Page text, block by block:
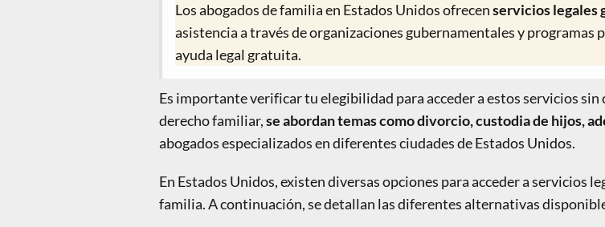
Los abogados de familia en Estados Unidos ofrecenservicios legales
asistencia a través de organizaciones gubernamentales y programas
ayuda legal gratuita.
Es importante verificar tu elegibilidad para acceder a estos servicios sin
derecho familiar,se abordan temas como divorcio, custodia de hijos,
abogados especializados en diferentes ciudades de Estados Unidos.
En Estados Unidos, existen diversas opciones para acceder a servicios
familia. A continuación, se detallan las diferentes alternativas